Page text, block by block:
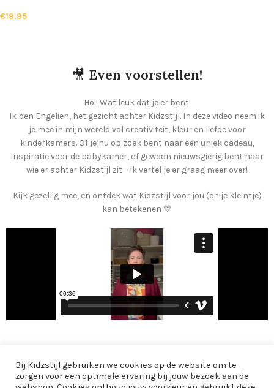
€19.95
🎥 Even voorstellen!
Hoi! Wat leuk dat je er bent!
Ik ben Engelien, het gezicht achter Kidzstijl. In deze video neem ik
je mee in mijn wereld vol creativiteit, kleur en liefde voor
kinderkamers. Of je nu op zoek bent naar een uniek cadeau,
inspiratie voor de babykamer, of gewoon nieuwsgierig bent naar
wie er achter Kidzstijl zit – ik vertel je er graag meer over!
Kijk gezellig mee, en ontdek wat Kidzstijl voor jou (en je kleintje)
kan betekenen 💛
INFORMATIE
Bij Kidzstijl gebruiken we cookies op de website om te
zorgen voor een optimale ervaring bij jouw bezoek aan de